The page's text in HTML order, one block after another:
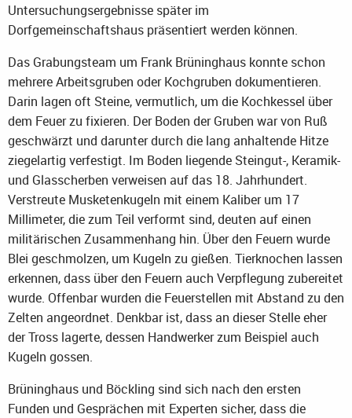
Untersuchungsergebnisse später im
Dorfgemeinschaftshaus präsentiert werden können.
Das Grabungsteam um Frank Brüninghaus konnte schon
mehrere Arbeitsgruben oder Kochgruben dokumentieren.
Darin lagen oft Steine, vermutlich, um die Kochkessel über
dem Feuer zu fixieren. Der Boden der Gruben war von Ruß
geschwärzt und darunter durch die lang anhaltende Hitze
ziegelartig verfestigt. Im Boden liegende Steingut-, Keramik-
und Glasscherben verweisen auf das 18. Jahrhundert.
Verstreute Musketenkugeln mit einem Kaliber um 17
Millimeter, die zum Teil verformt sind, deuten auf einen
militärischen Zusammenhang hin. Über den Feuern wurde
Blei geschmolzen, um Kugeln zu gießen. Tierknochen lassen
erkennen, dass über den Feuern auch Verpflegung zubereitet
wurde. Offenbar wurden die Feuerstellen mit Abstand zu den
Zelten angeordnet. Denkbar ist, dass an dieser Stelle eher
der Tross lagerte, dessen Handwerker zum Beispiel auch
Kugeln gossen.
Brüninghaus und Böckling sind sich nach den ersten
Funden und Gesprächen mit Experten sicher, dass die